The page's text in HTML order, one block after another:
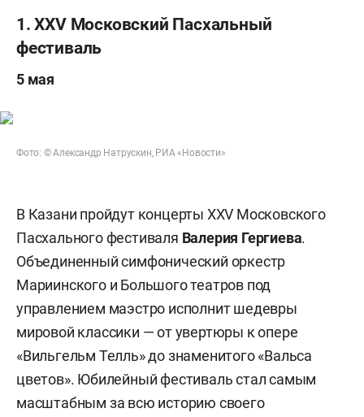
1. XXV Московский Пасхальный
фестиваль
5 мая
Фото: © Александр Натрускин, РИА «Новости»
В Казани пройдут концерты XXV Московского
Пасхального фестиваля Валерия Гергиева.
Объединенный симфонический оркестр
Мариинского и Большого театров под
управлением маэстро исполнит шедевры
мировой классики — от увертюры к опере
«Вильгельм Телль» до знаменитого «Вальса
цветов». Юбилейный фестиваль стал самым
масштабным за всю историю своего